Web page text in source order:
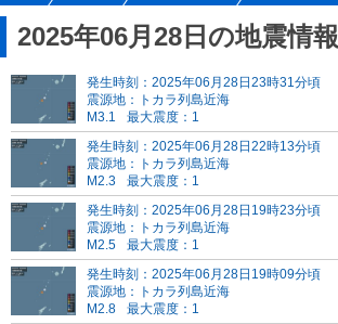
2025年06月28日の地震情報
発生時刻：2025年06月28日23時31分頃
震源地：トカラ列島近海
M3.1
最大震度：1
発生時刻：2025年06月28日22時13分頃
震源地：トカラ列島近海
M2.3
最大震度：1
発生時刻：2025年06月28日19時23分頃
震源地：トカラ列島近海
M2.5
最大震度：1
発生時刻：2025年06月28日19時09分頃
震源地：トカラ列島近海
M2.8
最大震度：1